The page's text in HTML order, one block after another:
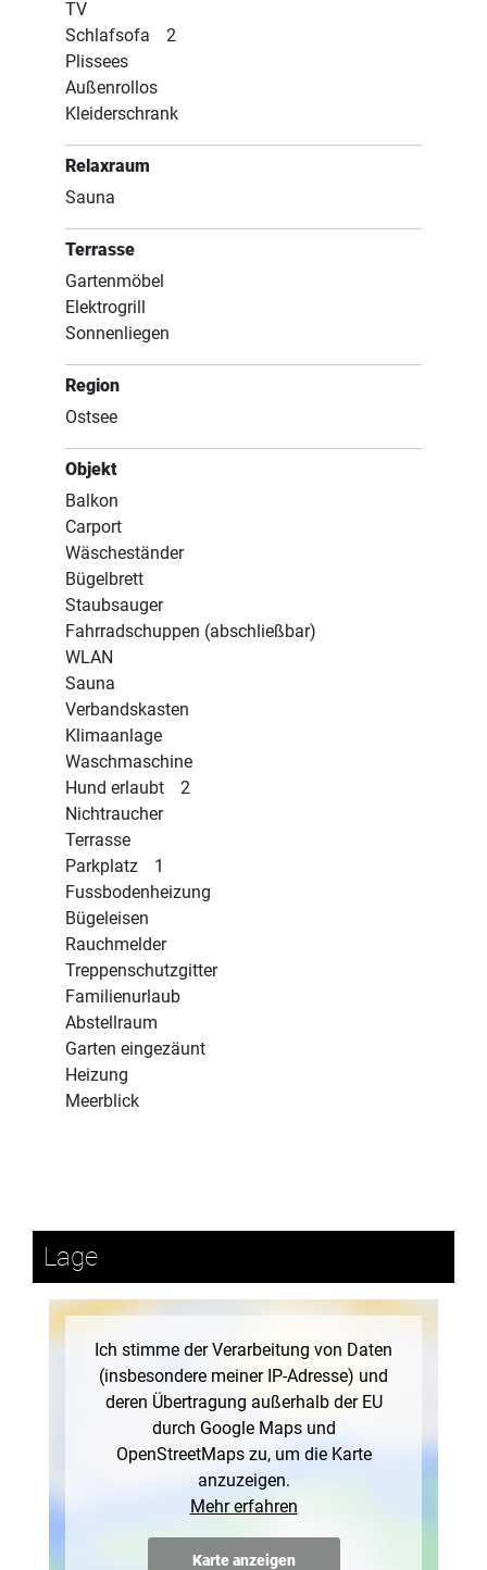
TV
Schlafsofa
2
Plissees
Außenrollos
Kleiderschrank
Relaxraum
Sauna
Terrasse
Gartenmöbel
Elektrogrill
Sonnenliegen
Region
Ostsee
Objekt
Balkon
Carport
Wäscheständer
Bügelbrett
Staubsauger
Fahrradschuppen (abschließbar)
WLAN
Sauna
Verbandskasten
Klimaanlage
Waschmaschine
Hund erlaubt
2
Nichtraucher
Terrasse
Parkplatz
1
Fussbodenheizung
Bügeleisen
Rauchmelder
Treppenschutzgitter
Familienurlaub
Abstellraum
Garten eingezäunt
Heizung
Meerblick
Lage
Ich stimme der Verarbeitung von Daten
(insbesondere meiner IP-Adresse) und
deren Übertragung außerhalb der EU
durch Google Maps und
OpenStreetMaps zu, um die Karte
anzuzeigen.
Mehr erfahren
Karte anzeigen